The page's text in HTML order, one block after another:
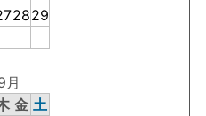
2829
月
金 土